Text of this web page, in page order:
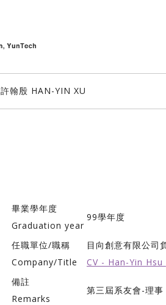
許翰殷 HAN-YIN XU
畢業學年度
Graduation year
99學年度
任職單位/職稱
Company/Title
目向創意有限公司
CV - Han-Yin
備註
Remarks
第三屆系友會-理事